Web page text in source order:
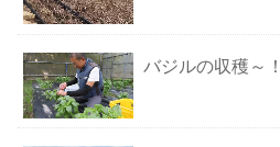
バジルの収穫～！